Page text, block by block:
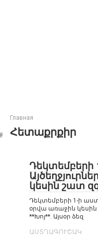
Главная
Հետաքրքիր
Դեկտեմբերի
կեսին շատ
Դեկտեմբերի 1-ի
օրվա առաջին կեսին
**Խոյ**. Այսօր ձեզ
ԱՍՏՂԱԳՈՒՇԱԿ